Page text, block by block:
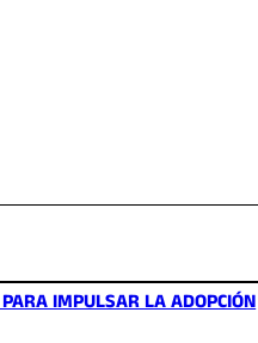
IMPULSAR LA ADOPCIÓN